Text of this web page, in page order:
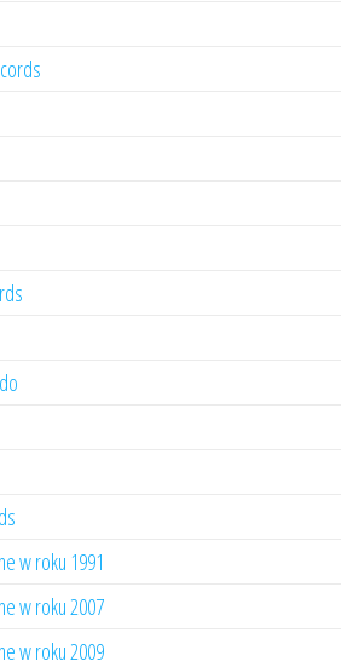
w roku 1991
w roku 2007
w roku 2009